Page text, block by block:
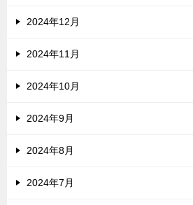
2024年12月
2024年11月
2024年10月
2024年9月
2024年8月
2024年7月